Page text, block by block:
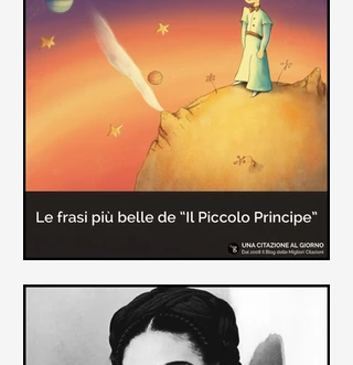
"Cime Tempestose" rimane l'unico
romanzo scritto da Emily Brontë
causa la tubercolosi che le tolse la
vita ad appena 30 anni (...)
Le frasi più belle de "Il piccolo
principe" di Antoine de Saint-
Exupèry